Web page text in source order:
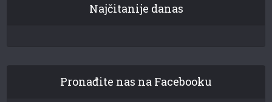
Najčitanije danas
Pronađite nas na Facebooku